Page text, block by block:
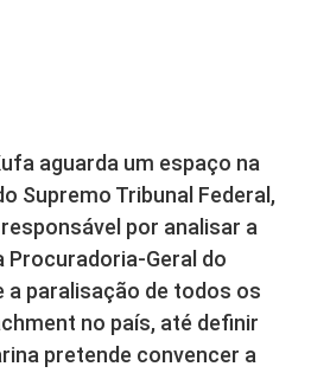
aguarda um espaço na
Supremo Tribunal Federal,
responsável por analisar a
Procuradoria-Geral do
a paralisação de todos os
no país, até definir
pretende convencer a